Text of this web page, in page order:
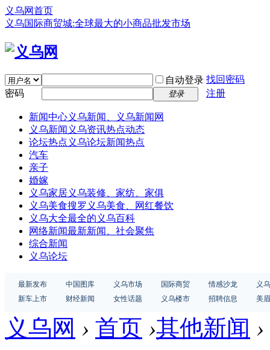
义乌网首页
义乌国际商贸城:全球最大的小商品批发市场
自动登录 找回密码
密码
登录 注册
新闻中心义乌新闻、义乌新闻网
义乌新闻 义乌资讯热点动态
论坛热点 义乌论坛新闻热点
汽车
亲子
婚嫁
义乌家居义乌装修、家纺、家俱
义乌美食搜罗义乌美食、网红餐饮
义乌大全最全的义乌百科
网络新闻最新新闻、社会聚焦
综合新闻
义乌论坛
最新发布 中国图库 义乌市场 国际商贸 情感沙龙
义
新车上市
财经新闻 女性话题 义乌楼市 招聘信息 美
义乌网 › 首页 ›其他新闻 ›